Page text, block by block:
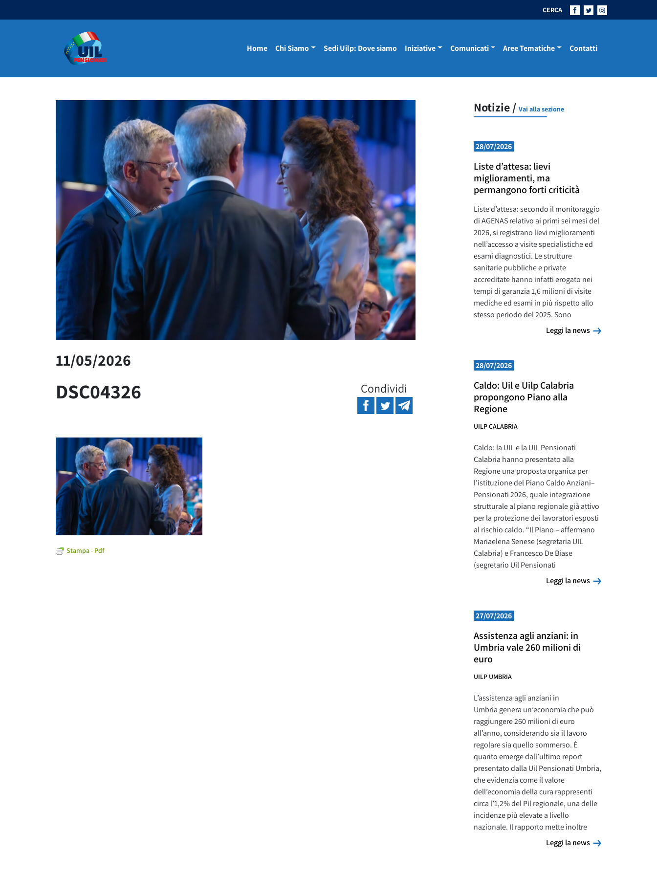
CERCA
Navigazione principale Home Chi Siamo Sedi Uilp: Dove siamo Iniziative Comunicati Aree Tematiche Contatti
11/05/2026
DSC04326 Condividi
Stampa - Pdf
Notizie / Vai alla sezione
28/07/2026
Liste d’attesa: lievi
miglioramenti, ma
permangono forti criticità
Liste d’attesa: secondo il monitoraggio
di AGENAS relativo ai primi sei mesi del
2026, si registrano lievi miglioramenti
nell’accesso a visite specialistiche ed
esami diagnostici. Le strutture
sanitarie pubbliche e private
accreditate hanno infatti erogato nei
tempi di garanzia 1,6 milioni di visite
mediche ed esami in più rispetto allo
stesso periodo del 2025. Sono
Leggi la news
Leggi la news
28/07/2026
Caldo: Uil e Uilp Calabria
propongono Piano alla
Regione
UILP CALABRIA
Caldo: la UIL e la UIL Pensionati
Calabria hanno presentato alla
Regione una proposta organica per
l’istituzione del Piano Caldo Anziani–
Pensionati 2026, quale integrazione
strutturale al piano regionale già attivo
per la protezione dei lavoratori esposti
al rischio caldo. “Il Piano – affermano
Mariaelena Senese (segretaria UIL
Calabria) e Francesco De Biase
(segretario Uil Pensionati
Leggi la news
Leggi la news
27/07/2026
Assistenza agli anziani: in
Umbria vale 260 milioni di
euro
UILP UMBRIA
L’assistenza agli anziani in
Umbria genera un’economia che può
raggiungere 260 milioni di euro
all’anno, considerando sia il lavoro
regolare sia quello sommerso. È
quanto emerge dall’ultimo report
presentato dalla Uil Pensionati Umbria,
che evidenzia come il valore
dell’economia della cura rappresenti
circa l’1,2% del Pil regionale, una delle
incidenze più elevate a livello
nazionale. Il rapporto mette inoltre
Leggi la news
Leggi la news